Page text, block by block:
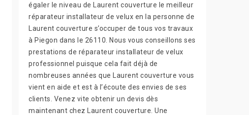
égaler le niveau de Laurent couverture le meilleur
réparateur installateur de velux en la personne de
Laurent couverture s’occuper de tous vos travaux
à Piegon dans le 26110. Nous vous conseillons ses
prestations de réparateur installateur de velux
professionnel puisque cela fait déjà de
nombreuses années que Laurent couverture vous
vient en aide et est à l’écoute des envies de ses
clients. Venez vite obtenir un devis dès
maintenant chez Laurent couverture. Une